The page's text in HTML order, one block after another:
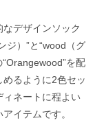
デザインソック
ジ）”と“wood（グ
を配
るように2色セッ
ィネートに程よい
イテムです。